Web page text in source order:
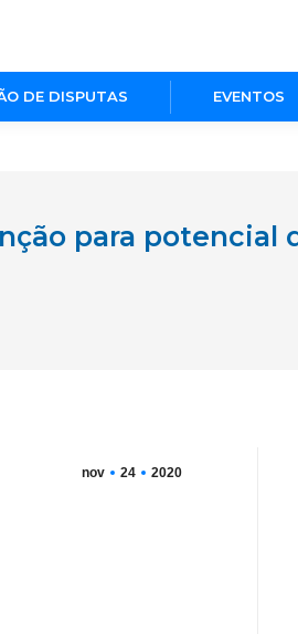
DE DISPUTAS EVENTOS
para
nov 24 2020